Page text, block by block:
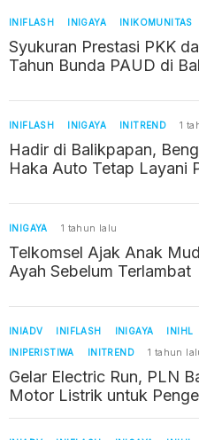
INIFLASH INIGAYA INIKOMUNITAS
Syukuran Prestasi PKK
Tahun Bunda PAUD di
Yatim
INIFLASH INIGAYA INITREND 1
Hadir di Balikpapan,
Haka Auto Tetap Layani
INIGAYA 1 tahun lalu
Telkomsel Ajak Anak
Ayah Sebelum Terlambat
INIADV INIFLASH INIGAYA INIHL
INIPERISTIWA
INITREND 1 tahun
Gelar Electric Run, PLN
Motor Listrik untuk